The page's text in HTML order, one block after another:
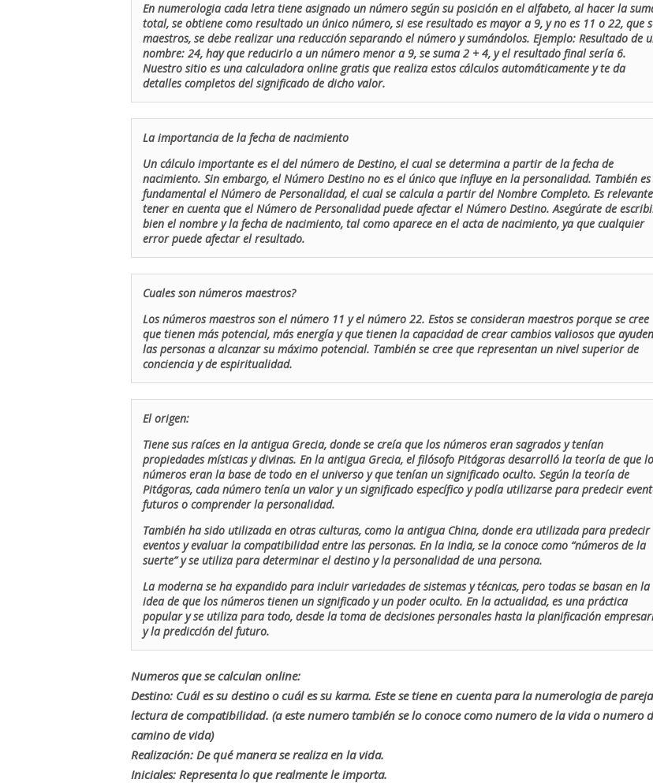
En numerologia cada letra tiene asignado un número según su posición en el alfabeto, al hacer la
total, se obtiene como resultado un único número, si ese resultado es mayor a 9, y no es 11 o 22, que
maestros, se debe realizar una reducción separando el número y sumándolos. Ejemplo: Resultado de
nombre: 24, hay que reducirlo a un número menor a 9, se suma 2 + 4, y el resultado final sería 6.
Nuestro sitio es una calculadora online gratis que realiza estos cálculos automáticamente y te da
detalles completos del significado de dicho valor.
La importancia de la fecha de nacimiento
Un cálculo importante es el del número de Destino, el cual se determina a partir de la fecha de
nacimiento. Sin embargo, el Número Destino no es el único que influye en la personalidad. También es
fundamental el Número de Personalidad, el cual se calcula a partir del Nombre Completo. Es relevante
tener en cuenta que el Número de Personalidad puede afectar el Número Destino. Asegúrate de
bien el nombre y la fecha de nacimiento, tal como aparece en el acta de nacimiento, ya que cualquier
error puede afectar el resultado.
Cuales son números maestros?
Los números maestros son el número 11 y el número 22. Estos se consideran maestros porque se cree
que tienen más potencial, más energía y que tienen la capacidad de crear cambios valiosos que
las personas a alcanzar su máximo potencial. También se cree que representan un nivel superior de
conciencia y de espiritualidad.
El origen:
Tiene sus raíces en la antigua Grecia, donde se creía que los números eran sagrados y tenían
propiedades místicas y divinas. En la antigua Grecia, el filósofo Pitágoras desarrolló la teoría de que
números eran la base de todo en el universo y que tenían un significado oculto. Según la teoría de
Pitágoras, cada número tenía un valor y un significado específico y podía utilizarse para predecir
futuros o comprender la personalidad.
También ha sido utilizada en otras culturas, como la antigua China, donde era utilizada para predecir
eventos y evaluar la compatibilidad entre las personas. En la India, se la conoce como “números de la
suerte” y se utiliza para determinar el destino y la personalidad de una persona.
La moderna se ha expandido para incluir variedades de sistemas y técnicas, pero todas se basan en la
idea de que los números tienen un significado y un poder oculto. En la actualidad, es una práctica
popular y se utiliza para todo, desde la toma de decisiones personales hasta la planificación
y la predicción del futuro.
Numeros que se calculan online:
Destino: Cuál es su destino o cuál es su karma. Este se tiene en cuenta para la numerologia de
lectura de compatibilidad. (a este numero también se lo conoce como numero de la vida o numero
camino de vida)
Realización: De qué manera se realiza en la vida.
Iniciales: Representa lo que realmente le importa.